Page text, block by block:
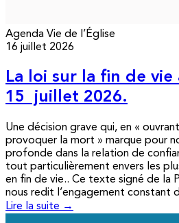
Agenda Vie de l’Église
16 juillet 2026
La loi sur la fin de vie
15 juillet 2026.
Une décision grave qui, en «
provoquer la mort » marque pour
profonde dans la relation de
tout particulièrement envers les
en fin de vie.. Ce texte signé de la
nous redit l’engagement constant
Lire la suite →